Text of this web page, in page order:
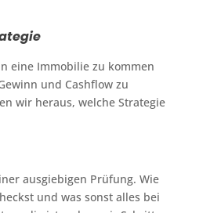
eine Immobilie zu kommen
und Cashflow zu
wir heraus, welche Strategie
ausgiebigen Prüfung. Wie
und was sonst alles bei